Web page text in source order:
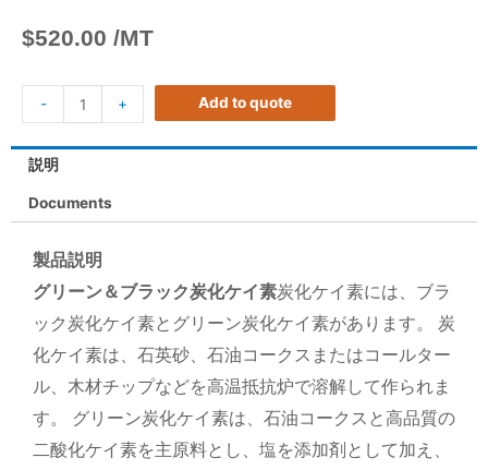
$520.00 /MT
- + Add to quote
説明
Documents
製品説明
グリーン＆ブラック炭化ケイ素炭化ケイ素には、ブラ
ック炭化ケイ素とグリーン炭化ケイ素があります。 炭
化ケイ素は、石英砂、石油コークスまたはコールター
ル、木材チップなどを高温抵抗炉で溶解して作られま
す。 グリーン炭化ケイ素は、石油コークスと高品質の
二酸化ケイ素を主原料とし、塩を添加剤として加え、